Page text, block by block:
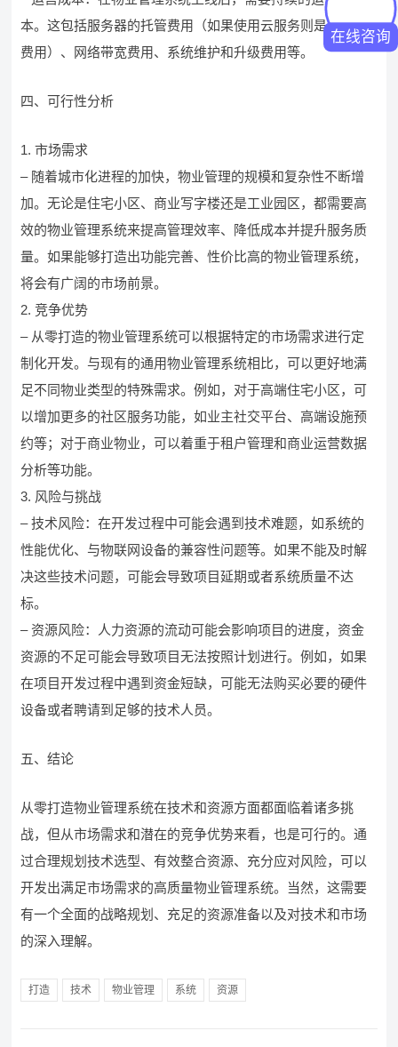
本。这包括服务器的托管费用（如果使用云服务则是云服务
费用）、网络带宽费用、系统维护和升级费用等。
四、可行性分析
1. 市场需求
– 随着城市化进程的加快，物业管理的规模和复杂性不断增
加。无论是住宅小区、商业写字楼还是工业园区，都需要高
效的物业管理系统来提高管理效率、降低成本并提升服务质
量。如果能够打造出功能完善、性价比高的物业管理系统，
将会有广阔的市场前景。
2. 竞争优势
– 从零打造的物业管理系统可以根据特定的市场需求进行定
制化开发。与现有的通用物业管理系统相比，可以更好地满
足不同物业类型的特殊需求。例如，对于高端住宅小区，可
以增加更多的社区服务功能，如业主社交平台、高端设施预
约等；对于商业物业，可以着重于租户管理和商业运营数据
分析等功能。
3. 风险与挑战
– 技术风险：在开发过程中可能会遇到技术难题，如系统的
性能优化、与物联网设备的兼容性问题等。如果不能及时解
决这些技术问题，可能会导致项目延期或者系统质量不达
标。
– 资源风险：人力资源的流动可能会影响项目的进度，资金
资源的不足可能会导致项目无法按照计划进行。例如，如果
在项目开发过程中遇到资金短缺，可能无法购买必要的硬件
设备或者聘请到足够的技术人员。
五、结论
从零打造物业管理系统在技术和资源方面都面临着诸多挑
战，但从市场需求和潜在的竞争优势来看，也是可行的。通
过合理规划技术选型、有效整合资源、充分应对风险，可以
开发出满足市场需求的高质量物业管理系统。当然，这需要
有一个全面的战略规划、充足的资源准备以及对技术和市场
的深入理解。
打造 技术 物业管理 系统 资源
在线咨询